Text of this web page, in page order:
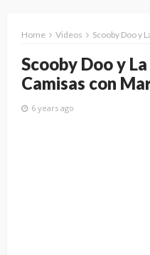
Home Videos Scooby Doo y La
Scooby Doo y
Camisas con
6 years ago